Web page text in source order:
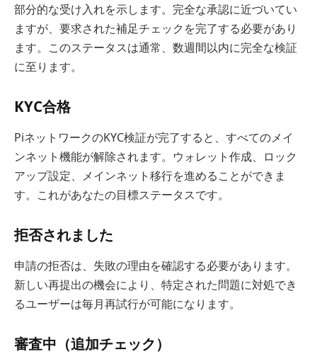
部分的な受け入れを示します。完全な承認に近づいてい
ますが、要求された補足チェックを完了する必要があり
ます。このステータスは通常、数週間以内に完全な検証
に至ります。
KYC合格
PiネットワークのKYC検証が完了すると、すべてのメイ
ンネット機能が解除されます。ウォレット作成、ロック
アップ設定、メインネット移行を進めることができま
す。これがあなたの目標ステータスです。
拒否されました
申請の拒否は、失敗の理由を確認する必要があります。
新しい再提出の機会により、特定された問題に対処でき
るユーザーは毎月再試行が可能になります。
審査中（追加チェック）